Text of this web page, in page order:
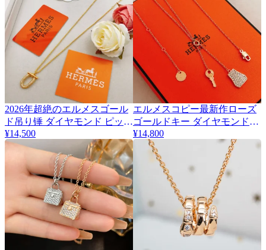
2026年超絶のエルメスゴール
ド吊り锤 ダイヤモンド ピッグ
ノーズ偽物ネックレス 464770
¥14,500
エルメスコピー最新作ローズ
ゴールドキー ダイヤモンドロ
ック優雅ネックレス 464769
¥14,800